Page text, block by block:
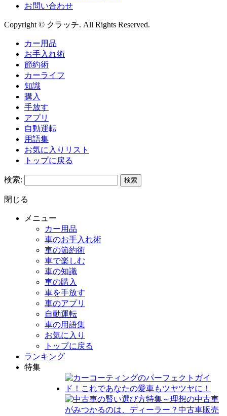
お問い合わせ
Copyright © クラッチ. All Rights Reserved.
カー用品
お手入れ術
節約術
カーライフ
知識
購入
手放す
アプリ
自動運転
用語集
お気に入りリスト
トップに戻る
検索:
閉じる
メニュー
カー用品
車のお手入れ術
車の節約術
車で楽しむ
車の知識
車の購入
車を手放す
車のアプリ
自動運転
車の用語集
お気に入り
トップに戻る
ランキング
特集